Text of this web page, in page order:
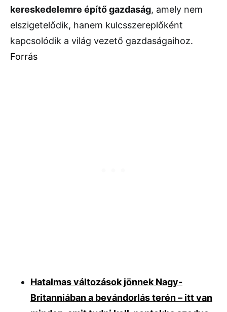
kereskedelemre építőgazdaság, amely nem
elszigetelődik, hanem kulcsszereplőként
kapcsolódik a világ vezető gazdaságaihoz.
Forrás
Hatalmas változások jönnek Nagy-
Britanniában a bevándorlás terén – itt van